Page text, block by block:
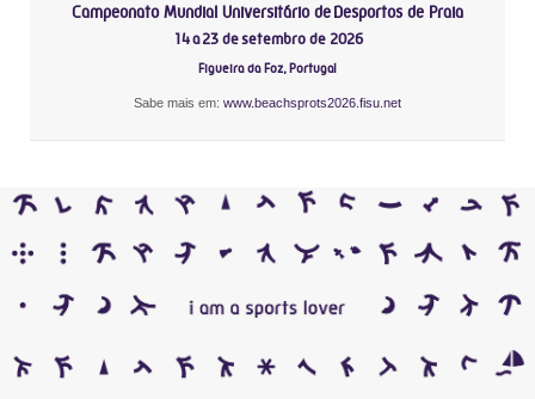
Campeonato Mundial Universitário de Desportos de Praia
14 a 23 de setembro de 2026
Figueira da Foz, Portugal
Sabe mais em: www.beachsprots2026.fisu.net